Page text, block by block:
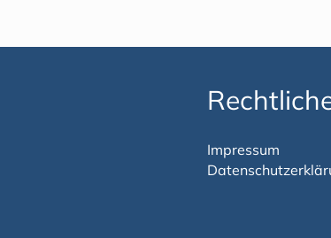
Impressum